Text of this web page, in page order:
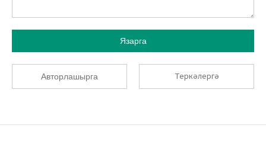
Язарга
Авторлашырга Теркәлергә